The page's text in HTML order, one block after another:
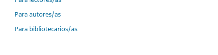
Para autores/as
Para bibliotecarios/as